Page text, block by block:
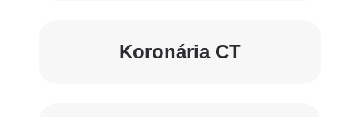
Koronária CT